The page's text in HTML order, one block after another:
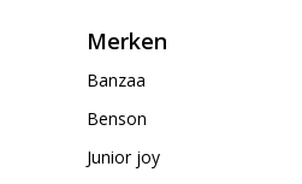
Merken
Banzaa
Benson
Junior joy